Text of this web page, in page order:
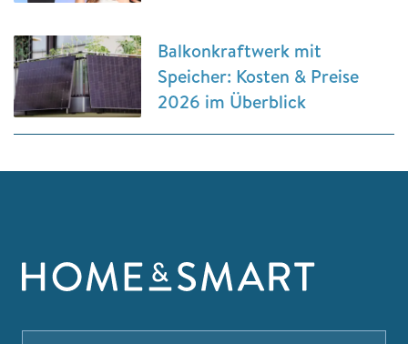
Balkonkraftwerk mit
Speicher: Kosten & Preise
2026 im Überblick